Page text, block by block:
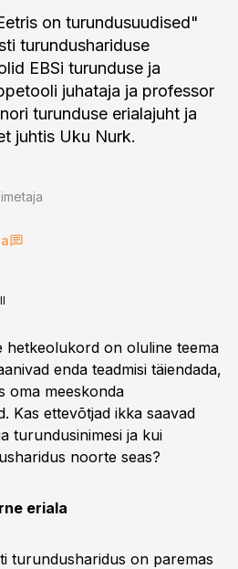
on turundusuudised"
turundushariduse
EBSi turunduse ja
juhataja ja professor
turunduse erialajuht ja
juhtis Uku Nurk.
hetkeolukord on oluline teema
enda teadmisi täiendada,
oma meeskonda
Kas ettevõtjad ikka saavad
turundusinimesi ja kui
noorte seas?
eriala
turundusharidus on paremas